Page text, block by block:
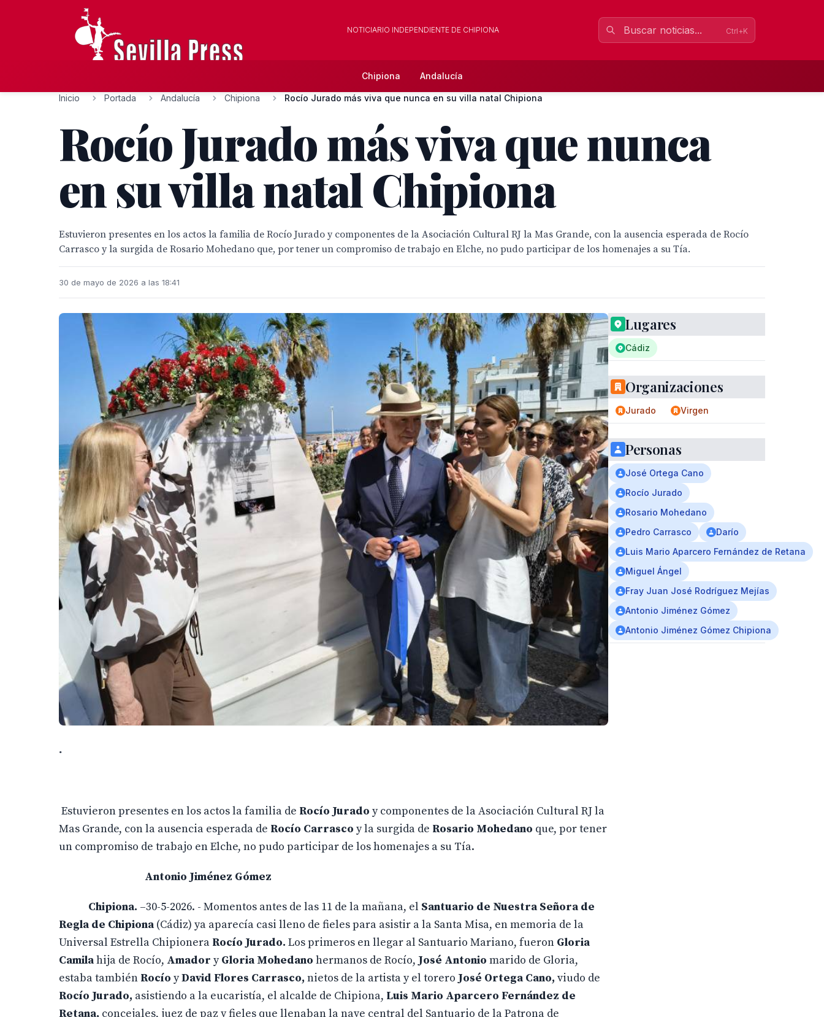
NOTICIARIO INDEPENDIENTE DE CHIPIONA Ctrl+K
Chipiona Andalucía
Inicio Portada Andalucía Chipiona Rocío Jurado más viva que nunca en su villa natal Chipiona
Rocío Jurado más viva que nunca
en su villa natal Chipiona
Estuvieron presentes en los actos la familia de Rocío Jurado y componentes de la Asociación Cultural RJ la Mas Grande, con la ausencia esperada de Rocío
Carrasco y la surgida de Rosario Mohedano que, por tener un compromiso de trabajo en Elche, no pudo participar de los homenajes a su Tía.
30 de mayo de 2026 a las 18:41
.
Estuvieron presentes en los actos la familia de Rocío Jurado y componentes de la Asociación Cultural RJ la
Mas Grande, con la ausencia esperada de Rocío Carrasco y la surgida de Rosario Mohedano que, por tener
un compromiso de trabajo en Elche, no pudo participar de los homenajes a su Tía.
Antonio Jiménez Gómez
Chipiona. –30-5-2026. - Momentos antes de las 11 de la mañana, el Santuario de Nuestra Señora de
Regla de Chipiona (Cádiz) ya aparecía casi lleno de fieles para asistir a la Santa Misa, en memoria de la
Universal Estrella Chipionera Rocío Jurado. Los primeros en llegar al Santuario Mariano, fueron Gloria
Camilahija de Rocío, Amador yGloria Mohedano hermanos de Rocío, José Antonio marido de Gloria,
estaba también Rocío yDavid Flores Carrasco, nietos de la artista y el torero José Ortega Cano, viudo de
Rocío Jurado, asistiendo a la eucaristía, el alcalde de Chipiona, Luis Mario Aparcero Fernández de
Retana, concejales, juez de paz y fieles que llenaban la nave central del Santuario de la Patrona de
Lugares
Cádiz
Organizaciones
Jurado Virgen
Personas
José Ortega Cano
Rocío Jurado
Rosario Mohedano
Pedro Carrasco
Darío
Luis Mario Aparcero Fernández de Retana
Miguel Ángel
Fray Juan José Rodríguez Mejías
Antonio Jiménez Gómez
Antonio Jiménez Gómez Chipiona